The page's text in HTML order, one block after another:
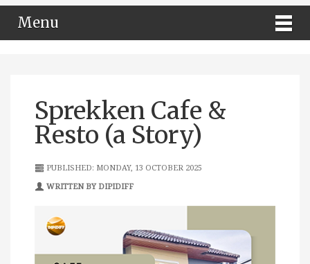
Menu
Sprekken Cafe &
Resto (a Story)
PUBLISHED: MONDAY, 13 OCTOBER 2025
WRITTEN BY DIPIDIFF